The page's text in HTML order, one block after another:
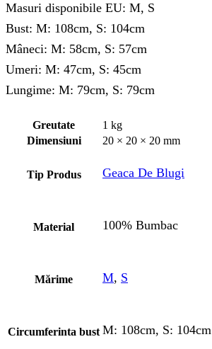
Masuri disponibile EU: M, S
Bust: M: 108cm, S: 104cm
Mâneci: M: 58cm, S: 57cm
Umeri: M: 47cm, S: 45cm
Lungime: M: 79cm, S: 79cm
Greutate
1 kg
Dimensiuni
20 × 20 × 20 mm
Tip Produs Geaca De Blugi
Material 100% Bumbac
Mărime M, S
Circumferinta bust M: 108cm, S: 104cm